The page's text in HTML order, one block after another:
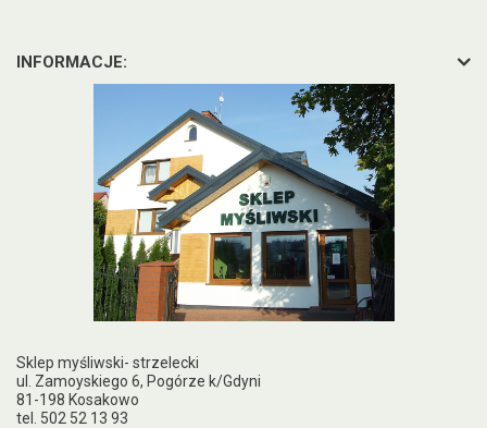
INFORMACJE:
Sklep myśliwski- strzelecki
ul. Zamoyskiego 6, Pogórze k/Gdyni
81-198 Kosakowo
tel. 502 52 13 93